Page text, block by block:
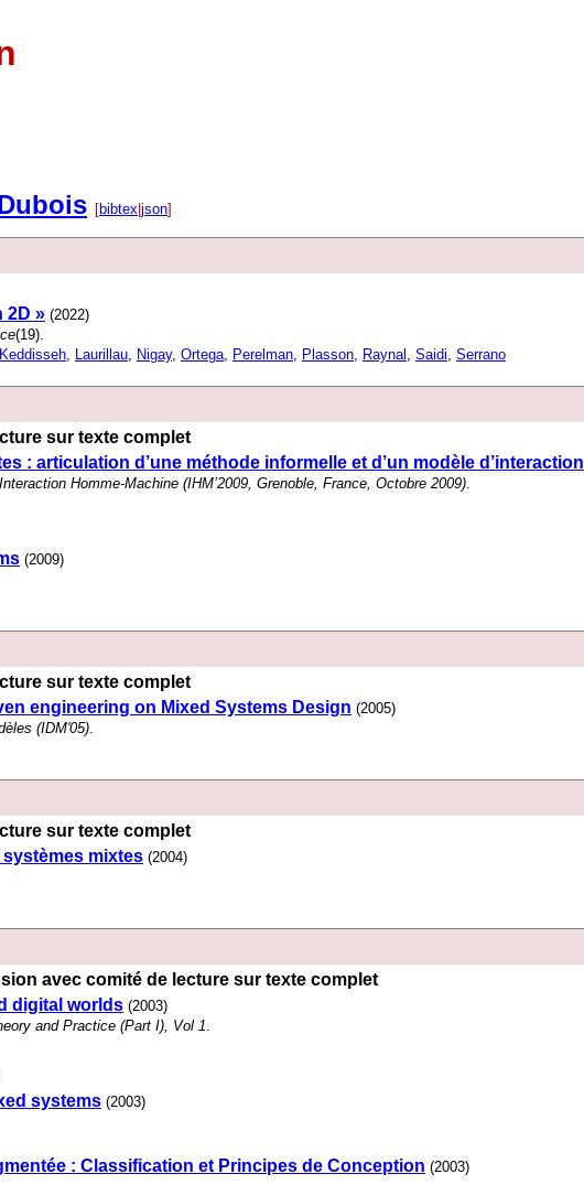
[bibtex json]
2D » (2022)
(19).
Keddisseh, Laurillau, Nigay, Ortega, Perelman, Plasson, Raynal , Saidi, Serrano
sur texte complet
: articulation d’une méthode informelle et d’un modèle d’interaction
Homme-Machine (IHM’2009, Grenoble, France, Octobre 2009).
(2009)
sur texte complet
engineering on Mixed Systems Design (2005)
(IDM'05).
sur texte complet
mixtes (2004)
avec comité de lecture sur texte complet
digital worlds (2003)
and Practice (Part I), Vol 1.
systems (2003)
: Classification et Principes de Conception (2003)